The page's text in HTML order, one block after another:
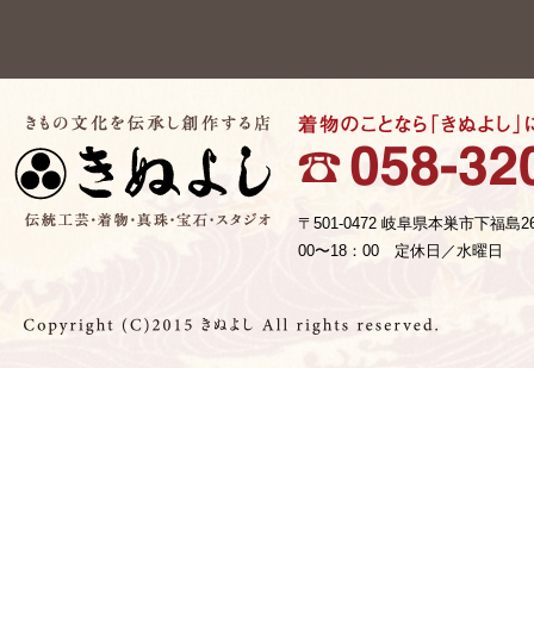
〒501-0472 岐阜県本巣市下福島
00〜18：00 定休日／水曜日